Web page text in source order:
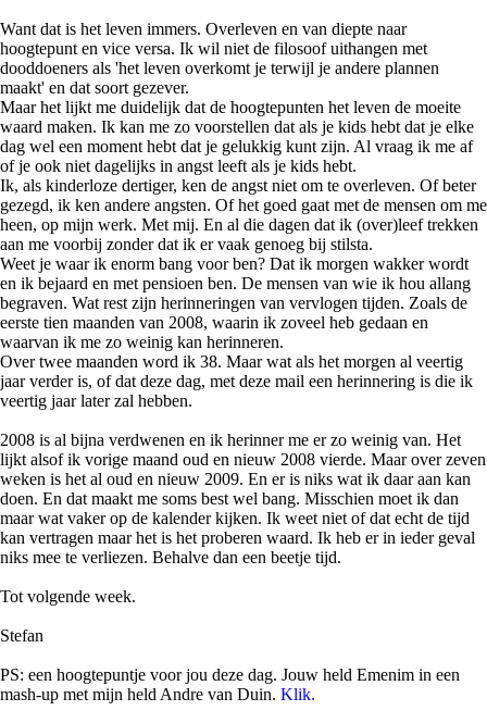
Want dat is het leven immers. Overleven en van diepte naar
hoogtepunt en vice versa. Ik wil niet de filosoof uithangen met
dooddoeners als 'het leven overkomt je terwijl je andere plannen
maakt' en dat soort gezever.
Maar het lijkt me duidelijk dat de hoogtepunten het leven de moeite
waard maken. Ik kan me zo voorstellen dat als je kids hebt dat je elke
dag wel een moment hebt dat je gelukkig kunt zijn. Al vraag ik me af
of je ook niet dagelijks in angst leeft als je kids hebt.
Ik, als kinderloze dertiger, ken de angst niet om te overleven. Of beter
gezegd, ik ken andere angsten. Of het goed gaat met de mensen om me
heen, op mijn werk. Met mij. En al die dagen dat ik (over)leef trekken
aan me voorbij zonder dat ik er vaak genoeg bij stilsta.
Weet je waar ik enorm bang voor ben? Dat ik morgen wakker wordt
en ik bejaard en met pensioen ben. De mensen van wie ik hou allang
begraven. Wat rest zijn herinneringen van vervlogen tijden. Zoals de
eerste tien maanden van 2008, waarin ik zoveel heb gedaan en
waarvan ik me zo weinig kan herinneren.
Over twee maanden word ik 38. Maar wat als het morgen al veertig
jaar verder is, of dat deze dag, met deze mail een herinnering is die ik
veertig jaar later zal hebben.
2008 is al bijna verdwenen en ik herinner me er zo weinig van. Het
lijkt alsof ik vorige maand oud en nieuw 2008 vierde. Maar over zeven
weken is het al oud en nieuw 2009. En er is niks wat ik daar aan kan
doen. En dat maakt me soms best wel bang. Misschien moet ik dan
maar wat vaker op de kalender kijken. Ik weet niet of dat echt de tijd
kan vertragen maar het is het proberen waard. Ik heb er in ieder geval
niks mee te verliezen. Behalve dan een beetje tijd.
Tot volgende week.
Stefan
PS: een hoogtepuntje voor jou deze dag. Jouw held Emenim in een
mash-up met mijn held Andre van Duin. Klik.